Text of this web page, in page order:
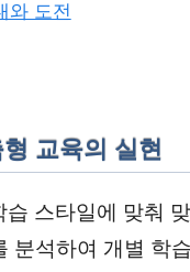
와 도전
교육의 실현
스타일에 맞춰
분석하여 개별 학